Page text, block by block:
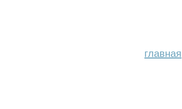
главная